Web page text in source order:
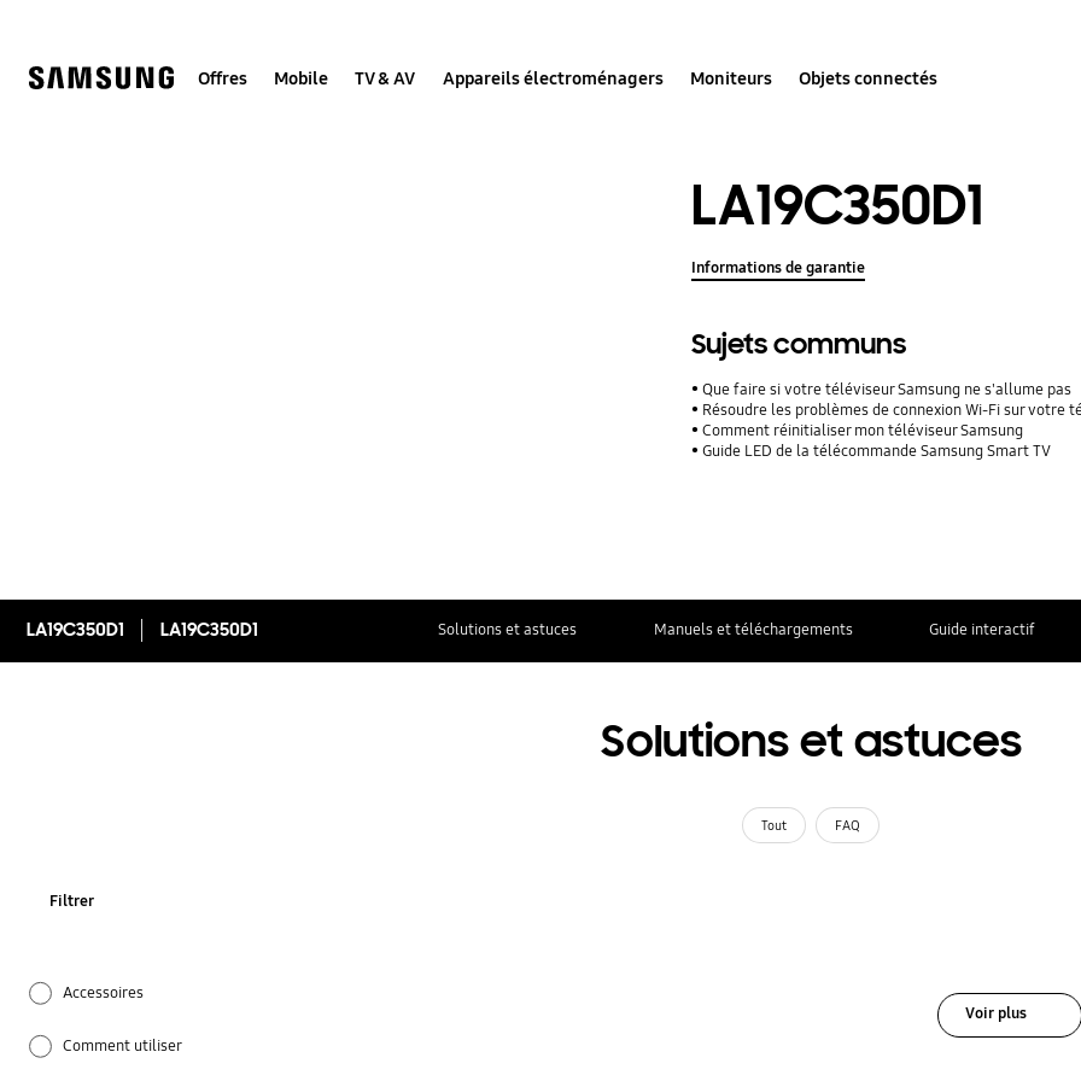
Offres Mobile TV & AV Appareils électroménagers Moniteurs Objets connectés
LA19C350D1
Informations de garantie
Sujets communs
Que faire si votre téléviseur Samsung ne s'allume pas
Résoudre les problèmes de connexion Wi-Fi sur votre
Comment réinitialiser mon téléviseur Samsung
Guide LED de la télécommande Samsung Smart TV
LA19C350D1 LA19C350D1 Solutions et astuces Manuels et téléchargements Guide interactif
Solutions et astuces
Tout FAQ
Filtrer
Accessoires
Comment utiliser
Voir plus